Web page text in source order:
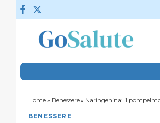
Vai al contenuto
Home » Benessere » Naringenina: il
BENESSERE